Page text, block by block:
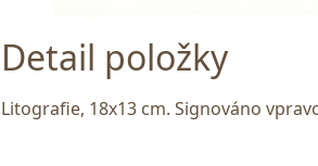
Detail položky
Litografie, 18x13 cm. Signováno